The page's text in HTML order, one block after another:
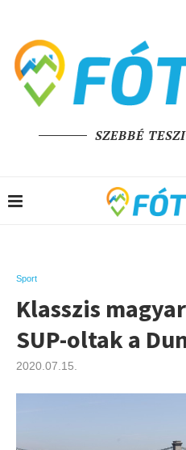
SZEBBÉ
Sport
Klasszis
SUP-oltak a
2020.07.15.